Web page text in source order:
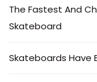
The Fastest And
Skateboard
Skateboards Have